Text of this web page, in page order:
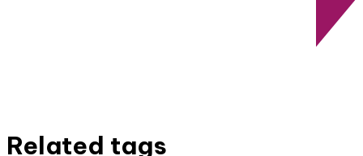
Related tags